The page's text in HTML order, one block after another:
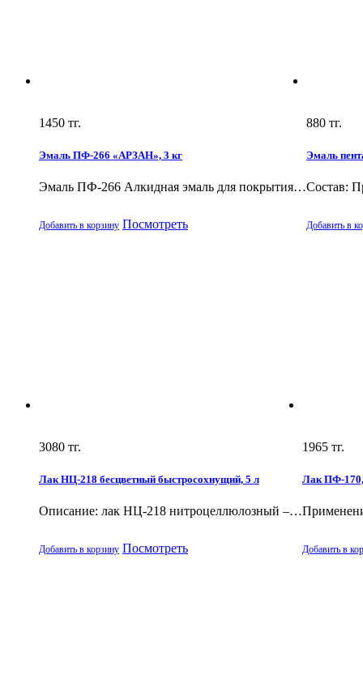
1450 тг.
Эмаль ПФ-266 «АРЗАН», 3 кг
Эмаль ПФ-266 Алкидная эмаль для покрытия…
Добавить в корзину Посмотреть
880 тг.
Эмаль
Состав:
Добавить в
3080 тг.
Лак НЦ-218 бесцветный быстросохнущий, 5 л
Описание: лак НЦ-218 нитроцеллюлозный –…
Добавить в корзину Посмотреть
1965 тг.
Лак ПФ-170,
Добавить в